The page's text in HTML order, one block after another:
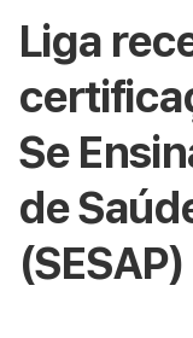
Liga
Se
de
(SESAP)